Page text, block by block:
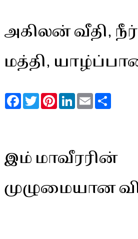
அகிலன் வீதி,
மத்தி,
FacebookTwitterPinterestLinkedInEmail
இம் மாவீரரின்
முழுமையான